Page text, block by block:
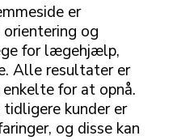
er
og
for lægehjælp,
Alle resultater er
for at opnå.
kunder er
og disse kan